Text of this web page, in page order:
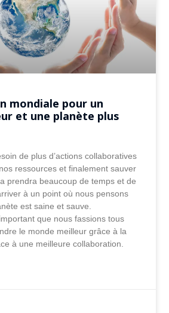
mondiale pour un
et une planète plus
de plus d’actions collaboratives
ressources et finalement sauver
prendra beaucoup de temps et de
à un point où nous pensons
est saine et sauve.
que nous fassions tous
le monde meilleur grâce à la
à une meilleure collaboration.